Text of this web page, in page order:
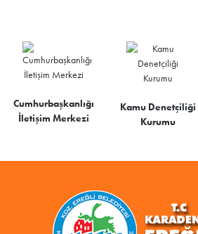
Cumhurbaşkanlığı
İletişim Merkezi
Kamu Denetçiliği
Kurumu